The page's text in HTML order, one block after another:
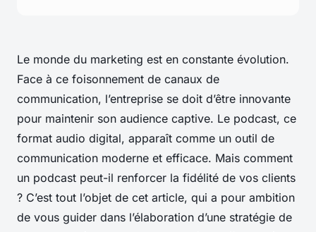
Le monde du marketing est en constante évolution.
Face à ce foisonnement de canaux de
communication, l’entreprise se doit d’être innovante
pour maintenir son audience captive. Le podcast, ce
format audio digital, apparaît comme un outil de
communication moderne et efficace. Mais comment
un podcast peut-il renforcer la fidélité de vos clients
? C’est tout l’objet de cet article, qui a pour ambition
de vous guider dans l’élaboration d’une stratégie de